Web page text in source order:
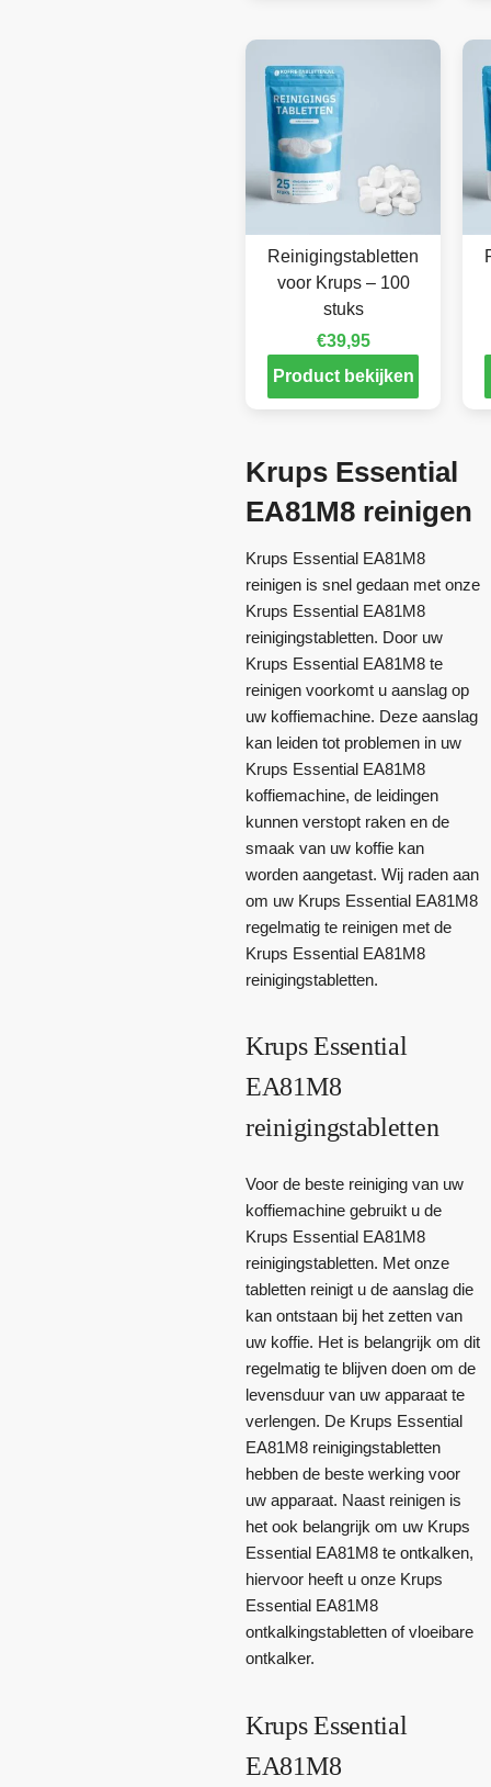
Reinigingstabletten
voor Krups – 100
stuks
€39,95
Product bekijken
Krups Essential
EA81M8 reinigen
Krups Essential EA81M8
reinigen is snel gedaan met onze
Krups Essential EA81M8
reinigingstabletten. Door uw
Krups Essential EA81M8 te
reinigen voorkomt u aanslag op
uw koffiemachine. Deze aanslag
kan leiden tot problemen in uw
Krups Essential EA81M8
koffiemachine, de leidingen
kunnen verstopt raken en de
smaak van uw koffie kan
worden aangetast. Wij raden aan
om uw Krups Essential EA81M8
regelmatig te reinigen met de
Krups Essential EA81M8
reinigingstabletten.
Krups Essential
EA81M8
reinigingstabletten
Voor de beste reiniging van uw
koffiemachine gebruikt u de
Krups Essential EA81M8
reinigingstabletten. Met onze
tabletten reinigt u de aanslag die
kan ontstaan bij het zetten van
uw koffie. Het is belangrijk om dit
regelmatig te blijven doen om de
levensduur van uw apparaat te
verlengen. De Krups Essential
EA81M8 reinigingstabletten
hebben de beste werking voor
uw apparaat. Naast reinigen is
het ook belangrijk om uw Krups
Essential EA81M8 te ontkalken,
hiervoor heeft u onze Krups
Essential EA81M8
ontkalkingstabletten of vloeibare
ontkalker.
Krups Essential
EA81M8